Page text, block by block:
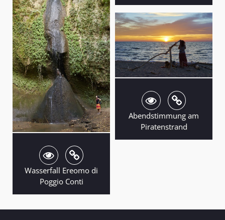
Wasserfall Ereomo di
Poggio Conti
Abendstimmung am
Piratenstrand